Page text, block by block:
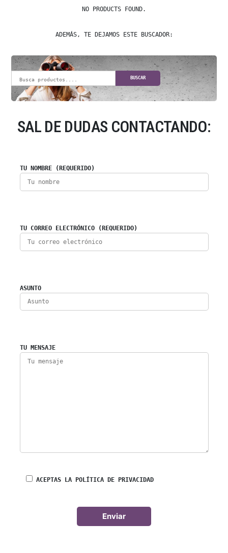
NO PRODUCTS FOUND.
ADEMÁS, TE DEJAMOS ESTE BUSCADOR:
BUSCAR
SAL DE DUDAS CONTACTANDO:
TU NOMBRE (REQUERIDO)
TU CORREO ELECTRÓNICO (REQUERIDO)
ASUNTO
TU MENSAJE
ACEPTAS LA POLÍTICA DE PRIVACIDAD